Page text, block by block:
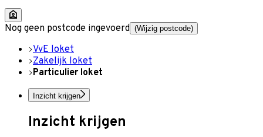
Nog geen postcode ingevoerd (Wijzig postcode)
VvE loket
Zakelijk loket
Particulier loket
Inzicht krijgen
Inzicht krijgen